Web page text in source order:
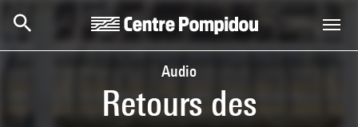
Audio
Retours des